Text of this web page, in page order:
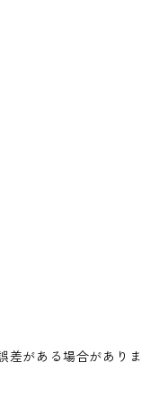
差がある場合がありま